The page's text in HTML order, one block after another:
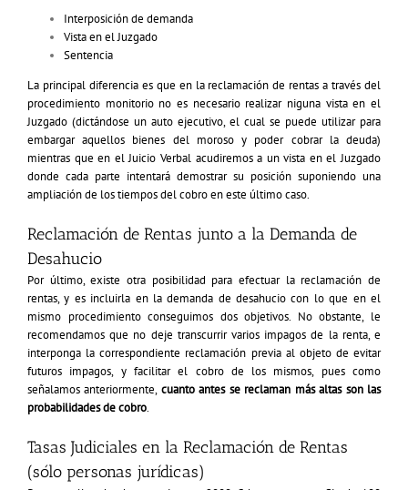
Interposición de demanda
Vista en el Juzgado
Sentencia
La principal diferencia es que en la reclamación de rentas a través del
procedimiento monitorio no es necesario realizar niguna vista en el
Juzgado (dictándose un auto ejecutivo, el cual se puede utilizar para
embargar aquellos bienes del moroso y poder cobrar la deuda)
mientras que en el Juicio Verbal acudiremos a un vista en el Juzgado
donde cada parte intentará demostrar su posición suponiendo una
ampliación de los tiempos del cobro en este último caso.
Reclamación de Rentas junto a la Demanda de
Desahucio
Por último, existe otra posibilidad para efectuar la reclamación de
rentas, y es incluirla en lademanda de desahucio con lo que en el
mismo procedimiento conseguimos dos objetivos. No obstante, le
recomendamos que no deje transcurrir varios impagos de la renta, e
interponga la correspondiente reclamación previa al objeto de evitar
futuros impagos, y facilitar el cobro de los mismos, pues como
señalamos anteriormente, cuanto antes se reclaman más altas son las
probabilidades de cobro.
Tasas Judiciales en la Reclamación de Rentas
(sólo personas jurídicas)